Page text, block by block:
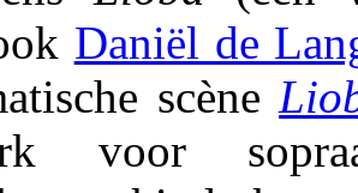
Daniël de
scène
voor